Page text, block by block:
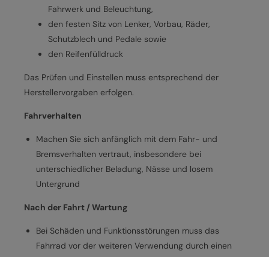
Fahrwerk und Beleuchtung,
den festen Sitz von Lenker, Vorbau, Räder,
Schutzblech und Pedale sowie
den Reifenfülldruck
Das Prüfen und Einstellen muss entsprechend der
Herstellervorgaben erfolgen.
Fahrverhalten
Machen Sie sich anfänglich mit dem Fahr- und
Bremsverhalten vertraut, insbesondere bei
unterschiedlicher Beladung, Nässe und losem
Untergrund
Nach der Fahrt / Wartung
Bei Schäden und Funktionsstörungen muss das
Fahrrad vor der weiteren Verwendung durch einen